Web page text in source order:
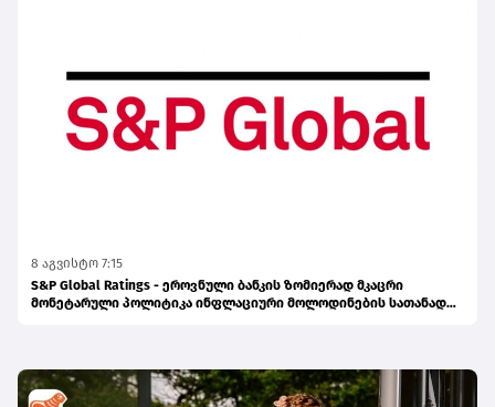
8 აგვისტო 7:15
S&P Global Ratings - ეროვნული ბანკის ზომიერად მკაცრი
მონეტარული პოლიტიკა ინფლაციური მოლოდინების სათანადო